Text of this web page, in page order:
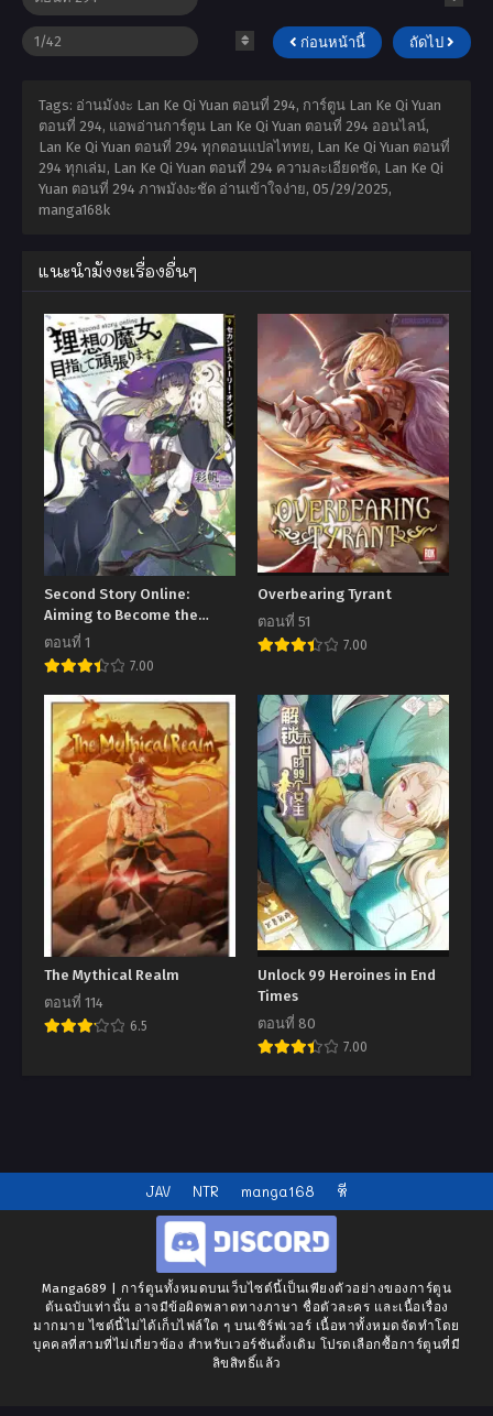
ก่อนหน้านี้ ถัดไป
Tags: อ่านมังงะ Lan Ke Qi Yuan ตอนที่ 294, การ์ตูน Lan Ke Qi Yuan
ตอนที่ 294, แอพอ่านการ์ตูน Lan Ke Qi Yuan ตอนที่ 294 ออนไลน์,
Lan Ke Qi Yuan ตอนที่ 294 ทุกตอนแปลไททย, Lan Ke Qi Yuan ตอนที่
294 ทุกเล่ม, Lan Ke Qi Yuan ตอนที่ 294 ความละเอียดชัด, Lan Ke Qi
Yuan ตอนที่ 294 ภาพมังงะชัด อ่านเข้าใจง่าย, 05/29/2025,
manga168k
แนะนำมังงะเรื่องอื่นๆ
Second Story Online:
Aiming to Become the
World’s Number 1. Ideal
Witch
ตอนที่ 1
7.00
Overbearing Tyrant
ตอนที่ 51
7.00
The Mythical Realm
ตอนที่ 114
6.5
Unlock 99 Heroines in End
Times
ตอนที่ 80
7.00
JAV NTR manga168 หี
Manga689 | การ์ตูนทั้งหมดบนเว็บไซต์นี้เป็นเพียงตัวอย่างของการ์ตูน
ต้นฉบับเท่านั้น อาจมีข้อผิดพลาดทางภาษา ชื่อตัวละคร และเนื้อเรื่อง
มากมาย ไซต์นี้ไม่ได้เก็บไฟล์ใด ๆ บนเซิร์ฟเวอร์ เนื้อหาทั้งหมดจัดทำโดย
บุคคลที่สามที่ไม่เกี่ยวข้อง สำหรับเวอร์ชันดั้งเดิม โปรดเลือกซื้อการ์ตูนที่มี
ลิขสิทธิ์แล้ว